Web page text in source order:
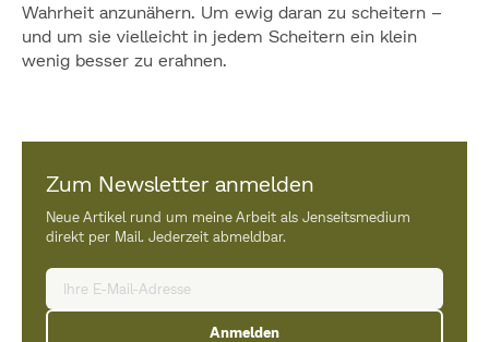
Wahrheit anzunähern. Um ewig daran zu scheitern –
und um sie vielleicht in jedem Scheitern ein klein
wenig besser zu erahnen.
Zum Newsletter anmelden
Neue Artikel rund um meine Arbeit als Jenseitsmedium
direkt per Mail. Jederzeit abmeldbar.
Anmelden